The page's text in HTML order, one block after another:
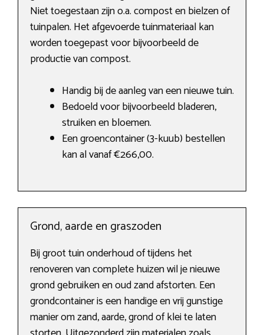
Niet toegestaan zijn o.a. compost en bielzen of
tuinpalen. Het afgevoerde tuinmateriaal kan
worden toegepast voor bijvoorbeeld de
productie van compost.
Handig bij de aanleg van een nieuwe tuin.
Bedoeld voor bijvoorbeeld bladeren,
struiken en bloemen.
Een groencontainer (3-kuub) bestellen
kan al vanaf €266,00.
Grond, aarde en graszoden
Bij groot tuin onderhoud of tijdens het
renoveren van complete huizen wil je nieuwe
grond gebruiken en oud zand afstorten. Een
grondcontainer is een handige en vrij gunstige
manier om zand, aarde, grond of klei te laten